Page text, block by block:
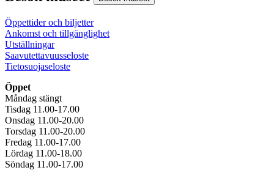
Öppettider och biljetter
Ankomst och tillgänglighet
Utställningar
Saavutettavuusseloste
Tietosuojaseloste
Öppet
Måndag stängt
Tisdag 11.00-17.00
Onsdag 11.00-20.00
Torsdag 11.00-20.00
Fredag 11.00-17.00
Lördag 11.00-18.00
Söndag 11.00-17.00